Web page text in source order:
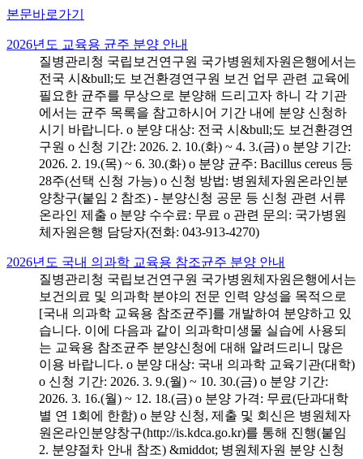
본문바로가기
2026년도 교육용 균주 분양 안내
질병관리청 국립보건연구원 국가병원체자원은행에서는
전국 시&bull;도 보건환경연구원 보건 업무 관련 교육에
필요한 균주를 무상으로 분양해 드리고자 하니 각 기관
에서는 균주 목록을 참고하시어 기간 내에 분양 신청하
시기 바랍니다. o 분양 대상: 전국 시&bull;도 보건환경연
구원 o 신청 기간: 2026. 2. 10.(화) ~ 4. 3.(금) o 분양 기간:
2026. 2. 19.(목) ~ 6. 30.(화) o 분양 균주: Bacillus cereus 등
28주(선택 신청 가능) o 신청 방법: 병원체자원온라인분
양창구(붙임 2 참조) - 분양신청 공문 등 신청 관련 서류
온라인 제출 o 분양 수수료: 무료 o 관련 문의: 국가병원
체자원은행 담당자(전화: 043-913-4270)
2026년도 국내 의과학 교육용 참조균주 분양 안내
질병관리청 국립보건연구원 국가병원체자원은행에서는
보건의료 및 의과학 분야의 전문 인력 양성을 목적으로
[국내 의과학 교육용 참조균주]를 개발하여 분양하고 있
습니다. 이에 다음과 같이 의과학미생물 실습에 사용되
는 교육용 참조균주 분양신청에 대해 알려드리니 많은
이용 바랍니다. o 분양 대상: 국내 의과학 교육기관(대학)
o 신청 기간: 2026. 3. 9.(월) ~ 10. 30.(금) o 분양 기간:
2026. 3. 16.(월) ~ 12. 18.(금) o 분양 가격: 무료(단과대학
별 연 1회에 한함) o 분양 신청, 제출 및 회신은 병원체자
원온라인분양창구(http://is.kdca.go.kr)를 통해 진행(붙임
2. 분양절차 안내 참조) &middot; 병원체자원 분양 신청